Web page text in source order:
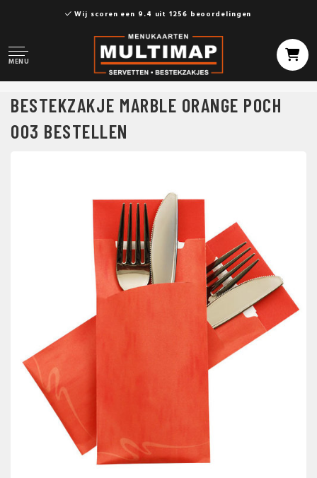
Wij scoren een 9.4 uit 1256 beoordelingen
MENU
BESTEKZAKJE MARBLE ORANGE POCH
003 BESTELLEN